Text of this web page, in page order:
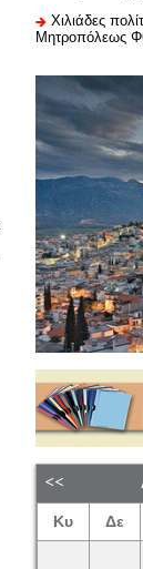
Χιλιάδες
Μητροπόλεως
Κυ Δε